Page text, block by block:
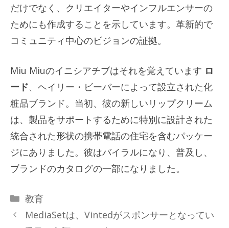
だけでなく、クリエイターやインフルエンサーの
ためにも作成することを示しています。革新的で
コミュニティ中心のビジョンの証拠。
Miu Miuのイニシアチブはそれを覚えています ロ
ード、ヘイリー・ビーバーによって設立された化
粧品ブランド。当初、彼の新しいリップクリーム
は、製品をサポートするために特別に設計された
統合された形状の携帯電話の住宅を含むパッケー
ジにありました。彼はバイラルになり、普及し、
ブランドのカタログの一部になりました。
カ
テ
ゴ
教育
MediaSetは、Vintedがスポンサーとなってい